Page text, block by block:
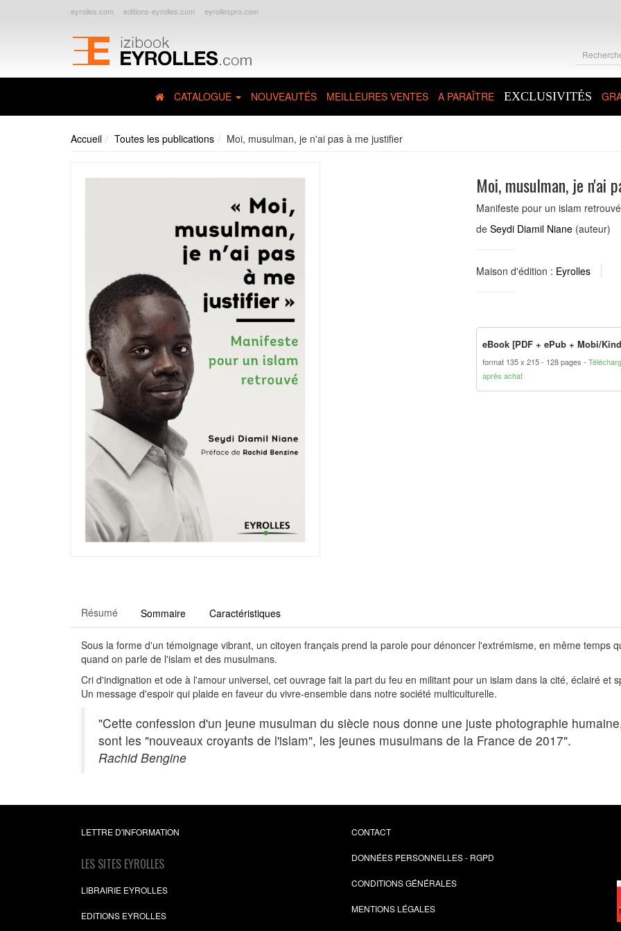
eyrolles.com editions-eyrolles.com eyrollespro.com
CATALOGUE NOUVEAUTÉS MEILLEURES VENTES A PARAÎTRE EXCLUSIVITÉS
Accueil Toutes les publications Moi, musulman, je n'ai pas à me justifier
Moi, musulman, je n'ai
Manifeste pour un islam
de Seydi Diamil Niane (auteur)
Maison d'édition : Eyrolles
eBook [PDF + ePub + Mobi/
format 135 x 215 128 pages
après achat
Résumé Sommaire Caractéristiques
Sous la forme d'un témoignage vibrant, un citoyen français prend la parole pour dénoncer l'extrémisme, en même temps
quand on parle de l'islam et des musulmans.
Cri d'indignation et ode à l'amour universel, cet ouvrage fait la part du feu en militant pour un islam dans la cité, éclairé et
Un message d'espoir qui plaide en faveur du vivre-ensemble dans notre société multiculturelle.
"Cette confession d'un jeune musulman du siècle nous donne une juste photographie
sont les "nouveaux croyants de l'islam", les jeunes musulmans de la France de 2017".
Rachid Bengine
LETTRE D'INFORMATION
LES SITES EYROLLES
LIBRAIRIE EYROLLES
EDITIONS EYROLLES
CONTACT
DONNÉES PERSONNELLES - RGPD
CONDITIONS GÉNÉRALES
MENTIONS LÉGALES